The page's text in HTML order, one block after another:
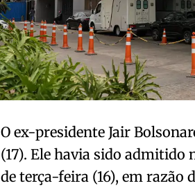
O ex-presidente Jair
(17). Ele havia sido admitido
de terça-feira (16), em